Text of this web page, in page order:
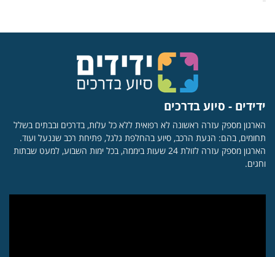
ידידים - סיוע בדרכים
הארגון מספק עזרה ראשונה לא רפואית ללא כל עלות, בדרכים ובבתים בשלל
תחומים, בהם: הנעת הרכב, סיוע בהחלפת גלגל, פתיחת רכב שננעל ועוד.
הארגון מספק עזרה לזולת 24 שעות ביממה, בכל ימות השבוע, למעט שבתות
וחגים.